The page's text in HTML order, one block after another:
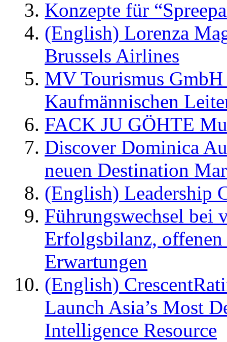
Konzepte für
(English) Lorenza
Brussels Airlines
MV Tourismus
Kaufmännischen
FACK JU GÖHTE
Discover Dominica
neuen Destination
(English) Leadership
Führungswechsel bei
Erfolgsbilanz,
Erwartungen
(English)
Launch Asia’s Most
Intelligence Resource